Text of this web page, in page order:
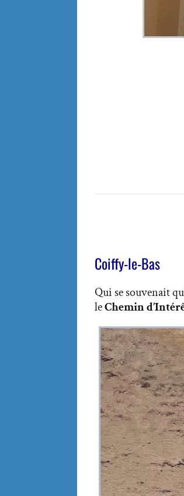
Coiffy-le-Bas
Qui se souvenait
leChemin